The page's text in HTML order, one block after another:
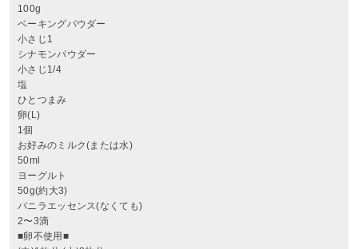
100g
ベーキングパウダー
小さじ1
シナモンパウダー
小さじ1/4
塩
ひとつまみ
卵(L)
1個
お好みのミルク(または水)
50ml
ヨーグルト
50g(約大3)
バニラエッセンス(なくても)
2〜3滴
■卵不使用■